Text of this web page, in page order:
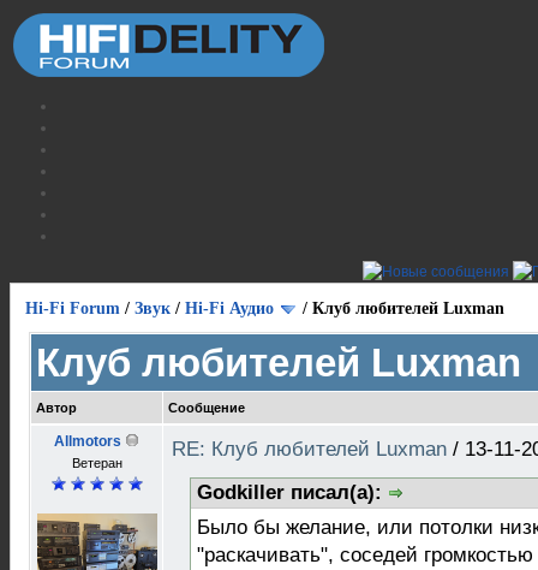
Hi-Fi Forum / Звук / Hi-Fi Аудио / Клуб любителей Luxman
Клуб любителей Luxman
Автор Сообщение
Allmotors
Ветеран
RE: Клуб любителей Luxman / 13-11-
Godkiller писал(а):
Было бы желание, или потолки
"раскачивать", соседей